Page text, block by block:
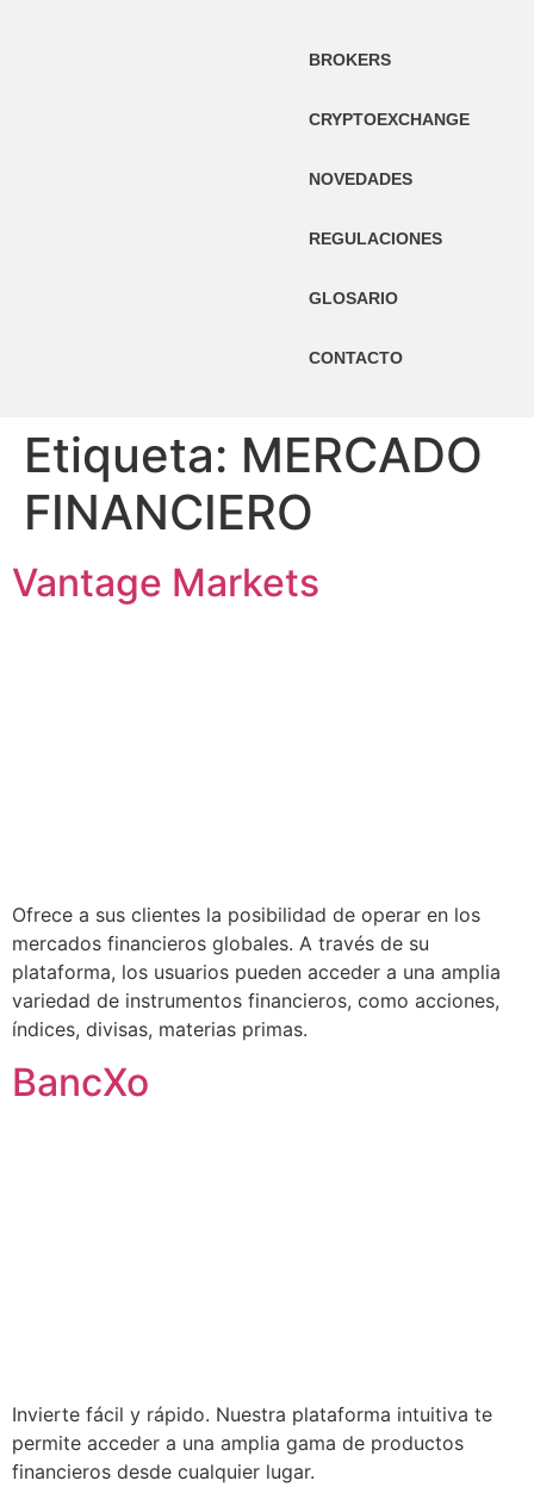
BROKERS
CRYPTOEXCHANGE
NOVEDADES
REGULACIONES
GLOSARIO
CONTACTO
Etiqueta: MERCADO
FINANCIERO
Vantage Markets
Ofrece a sus clientes la posibilidad de operar en los
mercados financieros globales. A través de su
plataforma, los usuarios pueden acceder a una amplia
variedad de instrumentos financieros, como acciones,
índices, divisas, materias primas.
BancXo
Invierte fácil y rápido. Nuestra plataforma intuitiva te
permite acceder a una amplia gama de productos
financieros desde cualquier lugar.